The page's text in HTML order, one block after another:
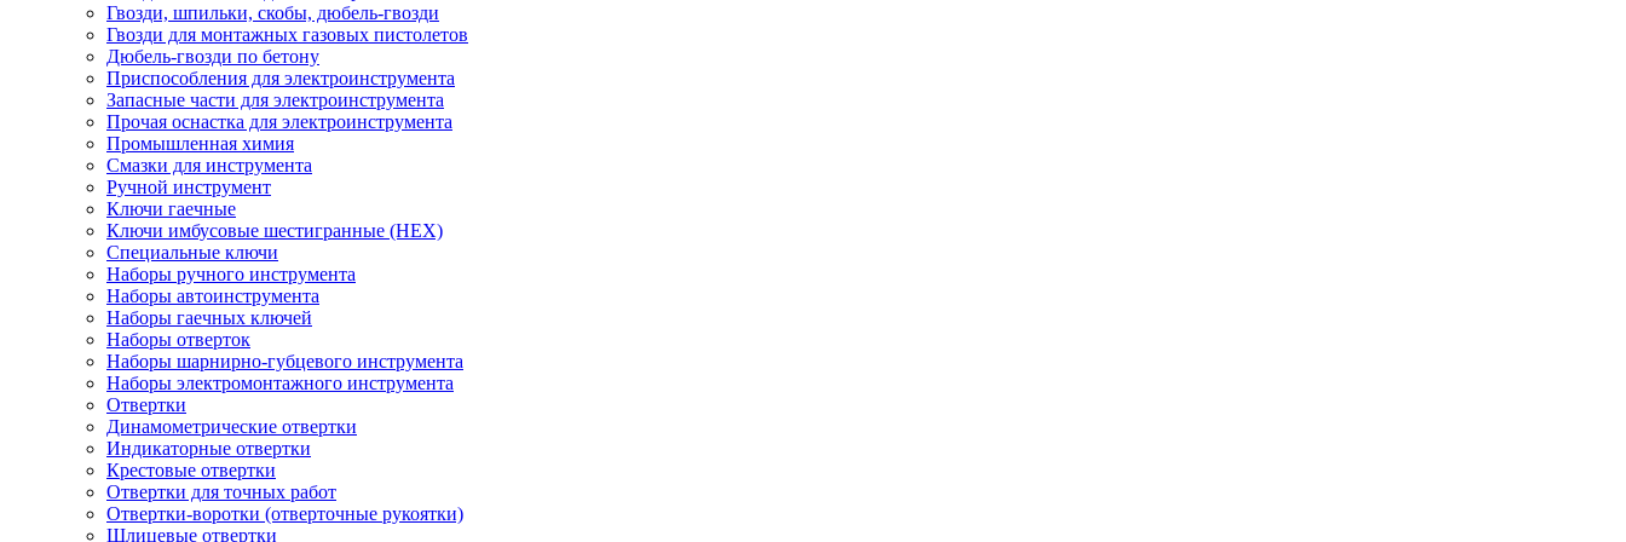
Гвозди, шпильки, скобы, дюбель-гвозди
Гвозди для монтажных газовых пистолетов
Дюбель-гвозди по бетону
Приспособления для электроинструмента
Запасные части для электроинструмента
Прочая оснастка для электроинструмента
Промышленная химия
Смазки для инструмента
Ручной инструмент
Ключи гаечные
Ключи имбусовые шестигранные (HEX)
Специальные ключи
Наборы ручного инструмента
Наборы автоинструмента
Наборы гаечных ключей
Наборы отверток
Наборы шарнирно-губцевого инструмента
Наборы электромонтажного инструмента
Отвертки
Динамометрические отвертки
Индикаторные отвертки
Крестовые отвертки
Отвертки для точных работ
Отвертки-воротки (отверточные рукоятки)
Шлицевые отвертки